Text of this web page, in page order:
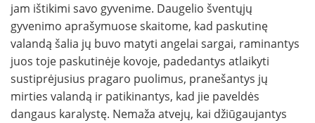
jam ištikimi savo gyvenime. Daugelio šventųjų
gyvenimo aprašymuose skaitome, kad paskutinę
valandą šalia jų buvo matyti angelai sargai, raminantys
juos toje paskutinėje kovoje, padedantys atlaikyti
sustiprėjusius pragaro puolimus, pranešantys jų
mirties valandą ir patikinantys, kad jie paveldės
dangaus karalystę. Nemaža atvejų, kai džiūgaujantys